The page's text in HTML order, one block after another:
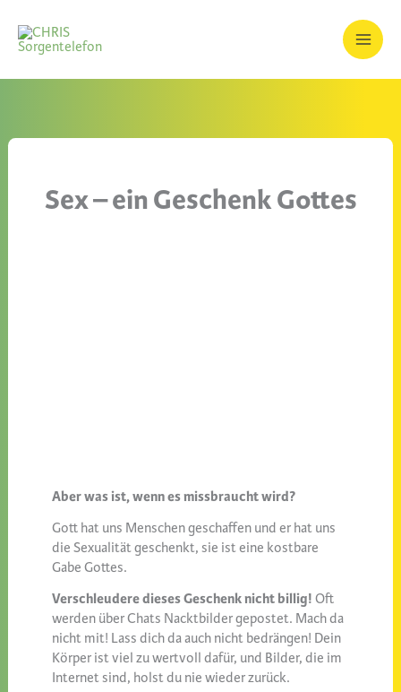
Inhalt
springen
Sex – ein Geschenk Gottes
Aber was ist, wenn es missbraucht wird?
Gott hat uns Menschen geschaffen und er hat uns
die Sexualität geschenkt, sie ist eine kostbare
Gabe Gottes.
Verschleudere dieses Geschenk nicht billig! Oft
werden über Chats Nacktbilder gepostet. Mach da
nicht mit! Lass dich da auch nicht bedrängen! Dein
Körper ist viel zu wertvoll dafür, und Bilder, die im
Internet sind, holst du nie wieder zurück.